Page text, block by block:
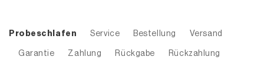
Probeschlafen Service Bestellung Versand
Garantie Zahlung Rückgabe Rückzahlung